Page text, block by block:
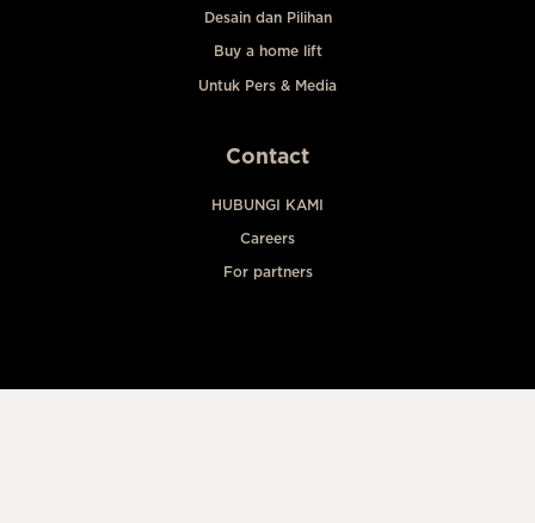
Desain dan Pilihan
Buy a home lift
Untuk Pers & Media
Contact
HUBUNGI KAMI
Careers
For partners